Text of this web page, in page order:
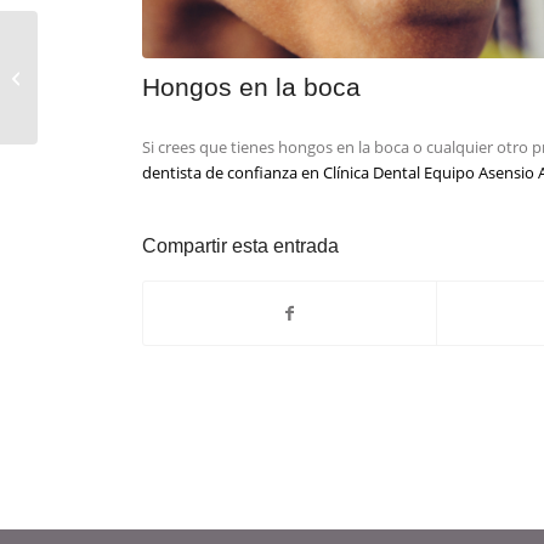
Hongos en la boca
Si crees que tienes hongos en la boca o cualquier
dentista de confianza en Clínica Dental Equipo Asensio
Compartir esta entrada
Probióticos y flora